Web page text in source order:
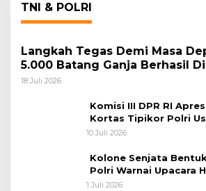
TNI & POLRI
Langkah Tegas Demi Masa
5.000 Batang Ganja Berhasil
Koops TNI Habema
18 Juli 2026
Komisi III DPR RI
Kortas Tipikor Polri
Korupsi Batu Bara
10 Juli 2026
Kolone Senjata
Polri Warnai Upacara
ke-80
1 Juli 2026